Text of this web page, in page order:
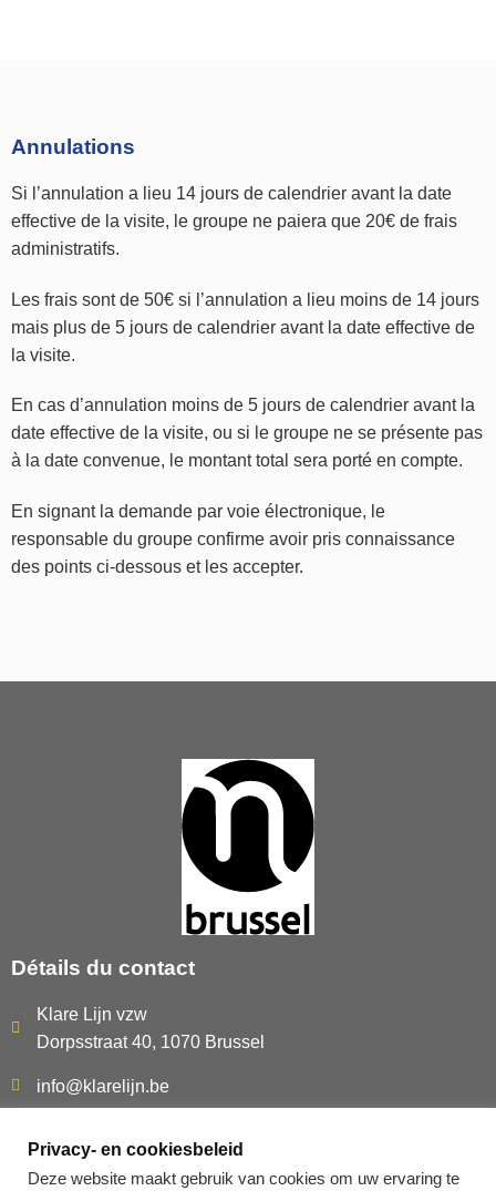
Annulations
Si l’annulation a lieu 14 jours de calendrier avant la date
effective de la visite, le groupe ne paiera que 20€ de frais
administratifs.
Les frais sont de 50€ si l’annulation a lieu moins de 14 jours
mais plus de 5 jours de calendrier avant la date effective de
la visite.
En cas d’annulation moins de 5 jours de calendrier avant la
date effective de la visite, ou si le groupe ne se présente pas
à la date convenue, le montant total sera porté en compte.
En signant la demande par voie électronique, le
responsable du groupe confirme avoir pris connaissance
des points ci-dessous et les accepter.
Détails du contact
Klare Lijn vzw
Dorpsstraat 40, 1070 Brussel
info@klarelijn.be
BE480.261.054
Privacy- en cookiesbeleid
Deze website maakt gebruik van cookies om uw ervaring te